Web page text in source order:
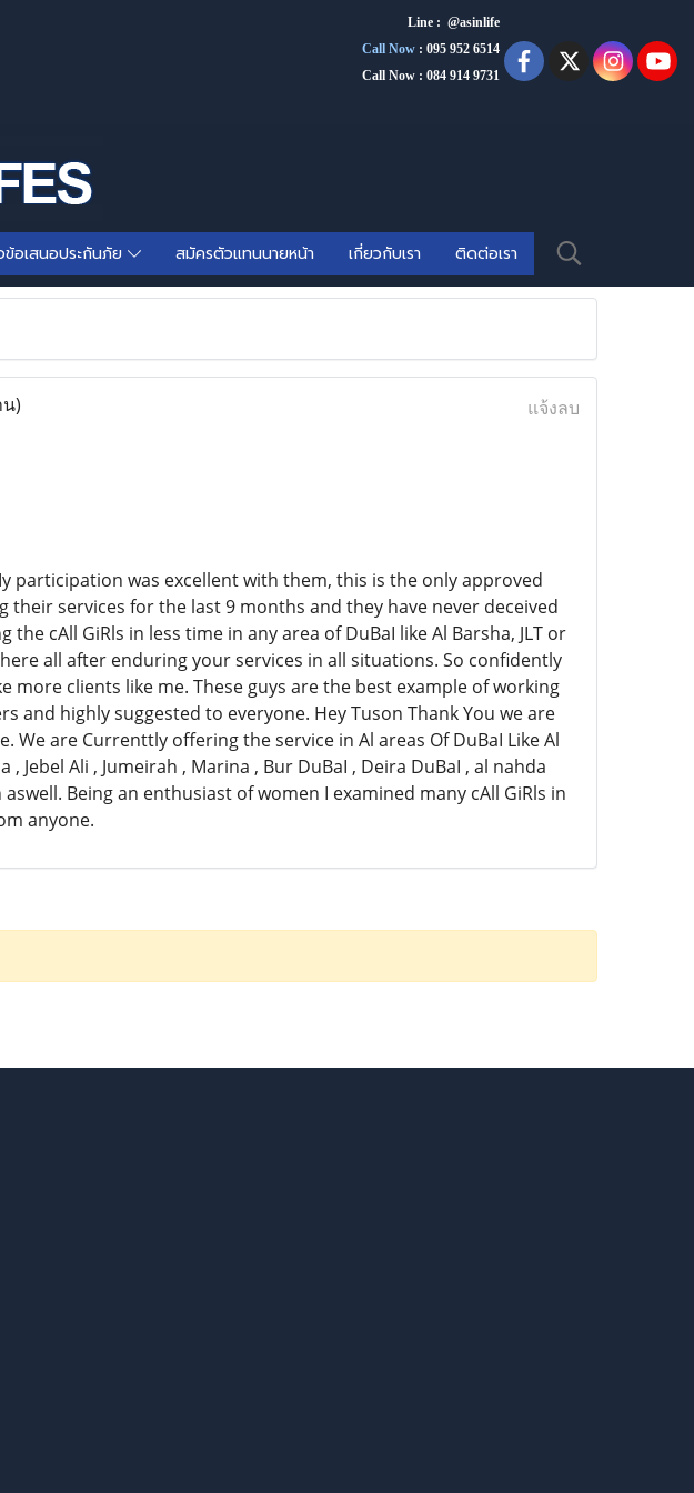
Line : @asinlife
Call Now : 095 952 6514
Call Now : 084 914 9731
ข้อเสนอประกันภัย สมัครตัวแทนนายหน้า เกี่ยวกับเรา ติดต่อเรา
) แจ้งลบ
participation was excellent with them, this is the only approved
their services for the last 9 months and they have never deceived
cAll GiRls in less time in any area of DuBaI like Al Barsha, JLT or
all after enduring your services in all situations. So confidently
clients like me. These guys are the best example of working
and highly suggested to everyone. Hey Tuson Thank You we are
We are Currenttly offering the service in Al areas Of DuBaI Like Al
, Jebel Ali , Jumeirah , Marina , Bur DuBaI , Deira DuBaI , al nahda
Being an enthusiast of women I examined many cAll GiRls in
anyone.